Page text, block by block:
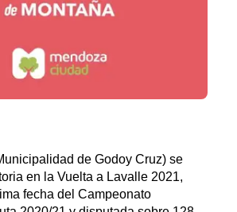
de Godoy Cruz) se
en la Vuelta a Lavalle 2021,
fecha del Campeonato